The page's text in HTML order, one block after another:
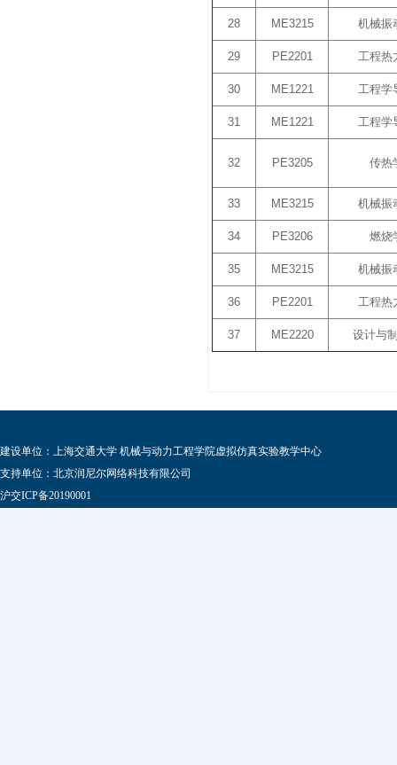
28 ME3215 机械振
29 PE2201 工程热
30 ME1221 工程学
31 ME1221 工程学
32 PE3205 传热
33 ME3215 机械振
34 PE3206 燃烧
35 ME3215 机械振
36 PE2201 工程热
37 ME2220 设计与
建设单位：上海交通大学 机械与动力工程学院虚拟仿真实验教学中心
支持单位：北京润尼尔网络科技有限公司
沪交ICP备20190001